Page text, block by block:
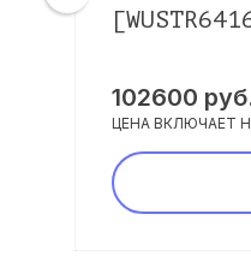
102600
ЦЕНА ВКЛЮЧАЕТ